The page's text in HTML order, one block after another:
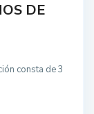
DE
consta de 3